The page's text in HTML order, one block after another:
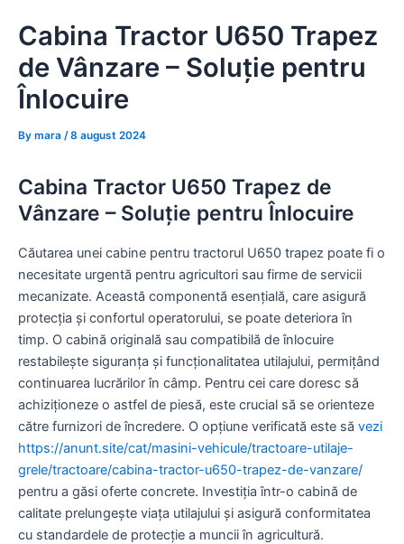
content
Cabina Tractor U650 Trapez
de Vânzare – Soluție pentru
Înlocuire
By mara /8 august 2024
Cabina Tractor U650 Trapez de
Vânzare – Soluție pentru Înlocuire
Căutarea unei cabine pentru tractorul U650 trapez poate fi o
necesitate urgentă pentru agricultori sau firme de servicii
mecanizate. Această componentă esențială, care asigură
protecția și confortul operatorului, se poate deteriora în
timp. O cabină originală sau compatibilă de înlocuire
restabilește siguranța și funcționalitatea utilajului, permițând
continuarea lucrărilor în câmp. Pentru cei care doresc să
achiziționeze o astfel de piesă, este crucial să se orienteze
către furnizori de încredere. O opțiune verificată este să vezi
https://anunt.site/cat/masini-vehicule/tractoare-utilaje-
grele/tractoare/cabina-tractor-u650-trapez-de-vanzare/
pentru a găsi oferte concrete. Investiția într-o cabină de
calitate prelungește viața utilajului și asigură conformitatea
cu standardele de protecție a muncii în agricultură.